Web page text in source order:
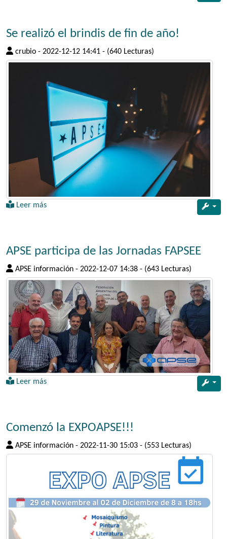
Se realizó el brindis de fin de año!
crubio - 2022-12-12 14:41 - (640 Lecturas)
Leer más
APSE participa de las Jornadas FAPSEE
APSE información - 2022-12-07 14:38 - (643 Lecturas)
Leer más
Comenzó la EXPOAPSE!!!
APSE información - 2022-11-30 15:03 - (553 Lecturas)